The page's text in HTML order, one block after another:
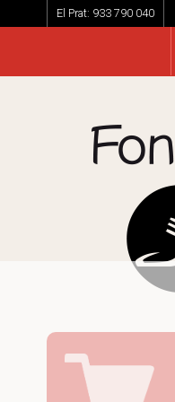
El Prat: 933 790 040